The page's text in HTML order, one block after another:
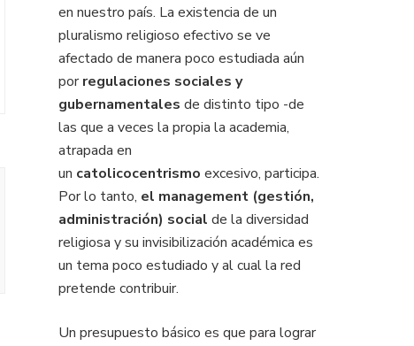
en nuestro país. La existencia de un
pluralismo religioso efectivo se ve
afectado de manera poco estudiada aún
porregulaciones sociales y
gubernamentales de distinto tipo -de
las que a veces la propia la academia,
atrapada en
un catolicocentrismo excesivo, participa.
Por lo tanto, el management (gestión,
administración) social de la diversidad
religiosa y su invisibilización académica es
un tema poco estudiado y al cual la red
pretende contribuir.
Un presupuesto básico es que para lograr